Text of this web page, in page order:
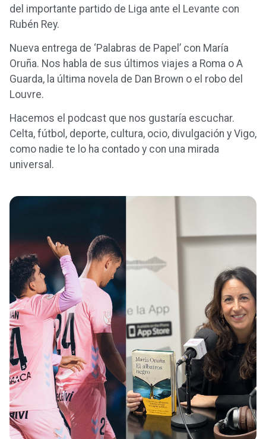
del importante partido de Liga ante el Levante con
Rubén Rey.
Nueva entrega de ‘Palabras de Papel’ con María
Oruña. Nos habla de sus últimos viajes a Roma o A
Guarda, la última novela de Dan Brown o el robo del
Louvre.
Hacemos el podcast que nos gustaría escuchar.
Celta, fútbol, deporte, cultura, ocio, divulgación y Vigo,
como nadie te lo ha contado y con una mirada
universal.